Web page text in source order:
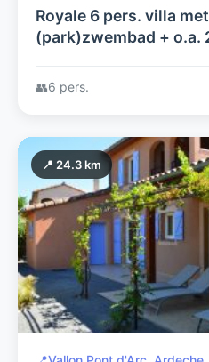
Royale 6 pers. villa
(park)zwembad + o.a.
de Ardèche
👥6 pers.
📍 24.3 km